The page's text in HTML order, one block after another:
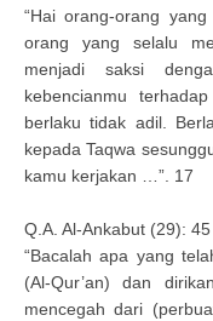
“Hai orang-orang
orang yang selalu
menjadi saksi
kebencianmu
berlaku tidak adil.
kepada Taqwa
kamu kerjakan …”. 17
Q.A. Al-Ankabut (29):
“Bacalah apa yang
(Al-Qur’an) dan
mencegah dari